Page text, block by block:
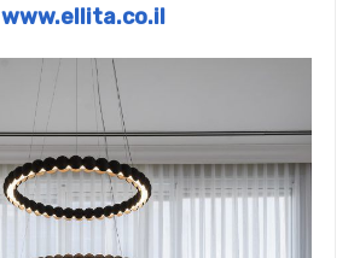
www.ellita.co.il